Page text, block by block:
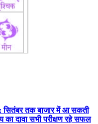
सितंबर तक बाजार में आ सकती
का दावा सभी परीक्षण रहे सफल